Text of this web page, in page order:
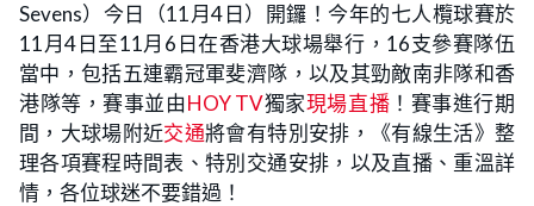
Sevens）今日（11月4日）開鑼！今年的七人欖球賽於
11月4日至11月6日在香港大球場舉行，16支參賽隊伍
當中，包括五連霸冠軍斐濟隊，以及其勁敵南非隊和香
港隊等，賽事並由HOY TV獨家現場直播 ！賽事進行期
間，大球場附近交通將會有特別安排，《有線生活》整
理各項賽程時間表、特別交通安排，以及直播、重溫詳
情，各位球迷不要錯過！